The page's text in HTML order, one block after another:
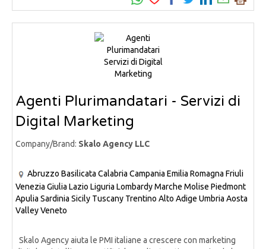
Agenti Plurimandatari - Servizi di
Digital Marketing
Company/Brand: Skalo Agency LLC
Abruzzo Basilicata Calabria Campania Emilia Romagna Friuli
Venezia Giulia Lazio Liguria LombardyMarche Molise Piedmont
Apulia Sardinia Sicily Tuscany Trentino Alto Adige Umbria Aosta
ValleyVeneto
Skalo Agency aiuta le PMI italiane a crescere con marketing